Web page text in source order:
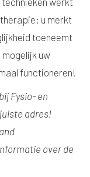
u merkt
toeneemt
mogelijk uw
functioneren!
Fysio- en
adres!
over de